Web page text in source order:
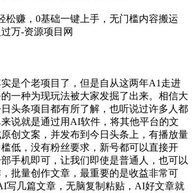
是个老项目了，但是自从这两年A1走进
一种为现玩法被大家发掘了出来。相信大
头条项目都有所了解，也听说过许多人都
说就是通过用AI软件，将其他平台的文
创文案，并发布到今日头条上，有播放量
低，没有粉丝要求，新号都可以直接开
手机即可，让我们即使是普通人，也可以
批量创作文章，最重要的是收益非常可
写几篇文章，无脑复制粘贴，AI好文章就